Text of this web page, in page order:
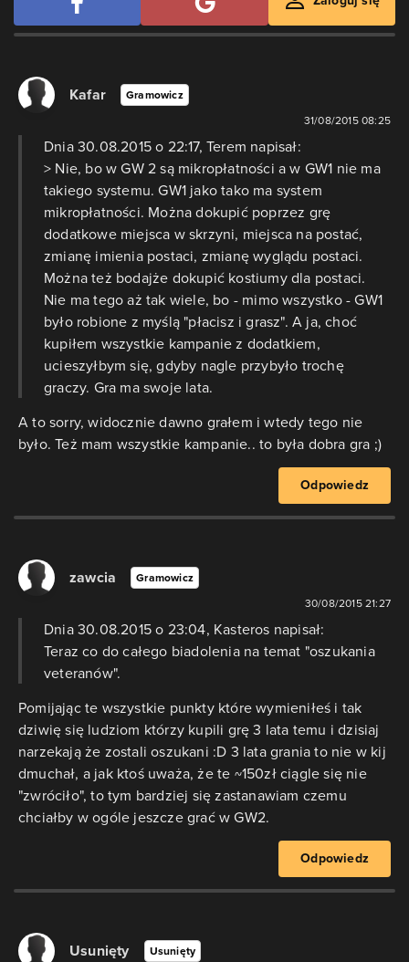
Kafar Gramowicz
31/08/2015 08:25
Dnia 30.08.2015 o 22:17, Terem napisał:
> Nie, bo w GW 2 są mikropłatności a w GW1 nie ma
takiego systemu. GW1 jako tako ma system
mikropłatności. Można dokupić poprzez grę
dodatkowe miejsca w skrzyni, miejsca na postać,
zmianę imienia postaci, zmianę wyglądu postaci.
Można też bodajże dokupić kostiumy dla postaci.
Nie ma tego aż tak wiele, bo - mimo wszystko - GW1
było robione z myślą "płacisz i grasz". A ja, choć
kupiłem wszystkie kampanie z dodatkiem,
ucieszyłbym się, gdyby nagle przybyło trochę
graczy. Gra ma swoje lata.
A to sorry, widocznie dawno grałem i wtedy tego nie
było. Też mam wszystkie kampanie.. to była dobra gra ;)
Odpowiedz
zawcia Gramowicz
30/08/2015 21:27
Dnia 30.08.2015 o 23:04, Kasteros napisał:
Teraz co do całego biadolenia na temat "oszukania
veteranów".
Pomijając te wszystkie punkty które wymieniłeś i tak
dziwię się ludziom którzy kupili grę 3 lata temu i dzisiaj
narzekają że zostali oszukani :D 3 lata grania to nie w kij
dmuchał, a jak ktoś uważa, że te ~150zł ciągle się nie
"zwróciło", to tym bardziej się zastanawiam czemu
chciałby w ogóle jeszcze grać w GW2.
Odpowiedz
Usunięty Usunięty